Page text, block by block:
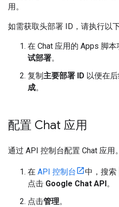
用。
如需获取头部署 ID，请执行以
在 Chat 应用的 Apps 脚
试部署。
复制主要部署 ID 以便在
成。
配置 Chat 应用
通过 API 控制台配置 Chat 应用。
在 API 控制台 中，搜索
点击 Google Chat API。
点击管理。